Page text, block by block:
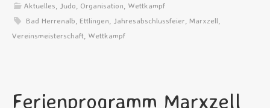
Aktuelles, Judo, Organisation, Wettkampf
Bad Herrenalb, Ettlingen, Jahresabschlussfeier, Marxzell,
Vereinsmeisterschaft, Wettkampf
Ferienprogramm Marxzell